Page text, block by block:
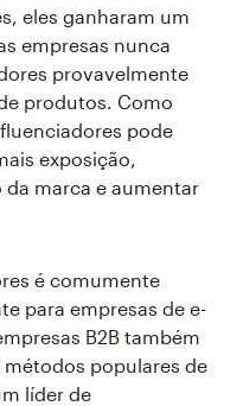
eles ganharam um
empresas nunca
provavelmente
produtos. Como
pode
exposição,
marca e aumentar
é comumente
para empresas de e-
B2B também
populares de
líder de